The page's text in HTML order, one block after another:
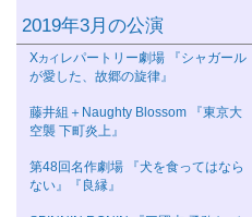
2019年3月の公演
Χカイ レパートリー劇場 『シャガール
が愛した、故郷の旋律』
藤井組＋Naughty Blossom 『東京大
空襲 下町炎上』
第48回名作劇場 『犬を食ってはなら
ない』『良縁』